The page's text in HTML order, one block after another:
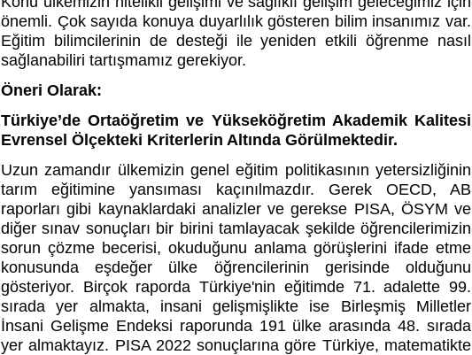
önemli. Çok sayıda konuya duyarlılık gösteren bilim insanımız var.
Eğitim bilimcilerinin de desteği ile yeniden etkili öğrenme nasıl
sağlanabiliri tartışmamız gerekiyor.
Öneri Olarak:
Türkiye’de Ortaöğretim ve Yükseköğretim Akademik Kalitesi
Evrensel Ölçekteki Kriterlerin Altında Görülmektedir.
Uzun zamandır ülkemizin genel eğitim politikasının yetersizliğinin
tarım eğitimine yansıması kaçınılmazdır. Gerek OECD, AB
raporları gibi kaynaklardaki analizler ve gerekse PISA, ÖSYM ve
diğer sınav sonuçları bir birini tamlayacak şekilde öğrencilerimizin
sorun çözme becerisi, okuduğunu anlama görüşlerini ifade etme
konusunda eşdeğer ülke öğrencilerinin gerisinde olduğunu
gösteriyor. Birçok raporda Türkiye'nin eğitimde 71. adalette 99.
sırada yer almakta, insani gelişmişlikte ise Birleşmiş Milletler
İnsani Gelişme Endeksi raporunda 191 ülke arasında 48. sırada
yer almaktayız. PISA 2022 sonuçlarına göre Türkiye, matematikte